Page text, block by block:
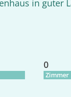
in guter
0
Zimmer